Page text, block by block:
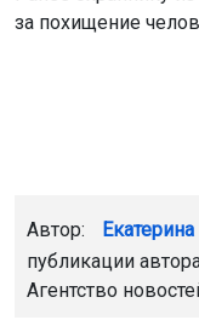
Главная Новости